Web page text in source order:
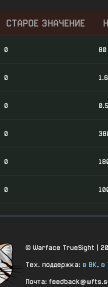
СТАРОЕ ЗНАЧЕНИЕ
0 80
0 1.6
0 0.5
0
0
0
0
0
0
© Warface TrueSight |
Тех. поддержка: в ВК, в
Почта: